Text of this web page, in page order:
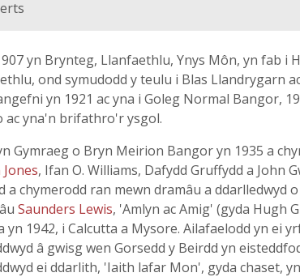
yn Brynteg, Llanfaethlu, Ynys Môn, yn fab i
ond symudodd y teulu i Blas Llandrygarn
yn 1921 ac yna i Goleg Normal Bangor,
ac yna'n brifathro'r ysgol.
Gymraeg o Bryn Meirion Bangor yn 1935 a
Jones, Ifan O. Williams, Dafydd Gruffydd a John
a chymerodd ran mewn dramâu a ddarlledwyd
Saunders Lewis, 'Amlyn ac Amig' (gyda Hugh
yn 1942, i Calcutta a Mysore. Ailafaelodd yn ei
â gwisg wen Gorsedd y Beirdd yn
ei ddarlith, 'Iaith lafar Mon', gyda chaset,